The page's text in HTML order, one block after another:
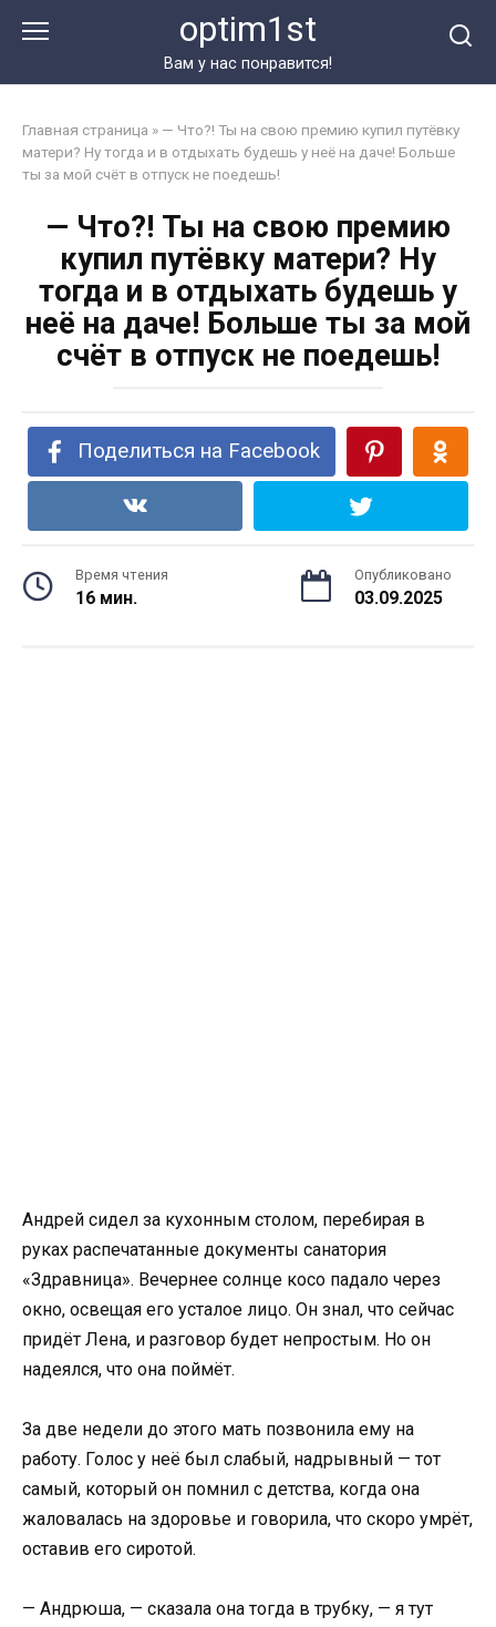
optim1st
Вам у нас понравится!
Главная страница » — Что?! Ты на свою премию купил путёвку
матери? Ну тогда и в отдыхать будешь у неё на даче! Больше
ты за мой счёт в отпуск не поедешь!
— Что?! Ты на свою премию
купил путёвку матери? Ну
тогда и в отдыхать будешь у
неё на даче! Больше ты за мой
счёт в отпуск не поедешь!
Поделиться на Facebook
Время чтения
16 мин.
Опубликовано
03.09.2025
Андрей сидел за кухонным столом, перебирая в
руках распечатанные документы санатория
«Здравница». Вечернее солнце косо падало через
окно, освещая его усталое лицо. Он знал, что сейчас
придёт Лена, и разговор будет непростым. Но он
надеялся, что она поймёт.
За две недели до этого мать позвонила ему на
работу. Голос у неё был слабый, надрывный — тот
самый, который он помнил с детства, когда она
жаловалась на здоровье и говорила, что скоро умрёт,
оставив его сиротой.
— Андрюша, — сказала она тогда в трубку, — я тут